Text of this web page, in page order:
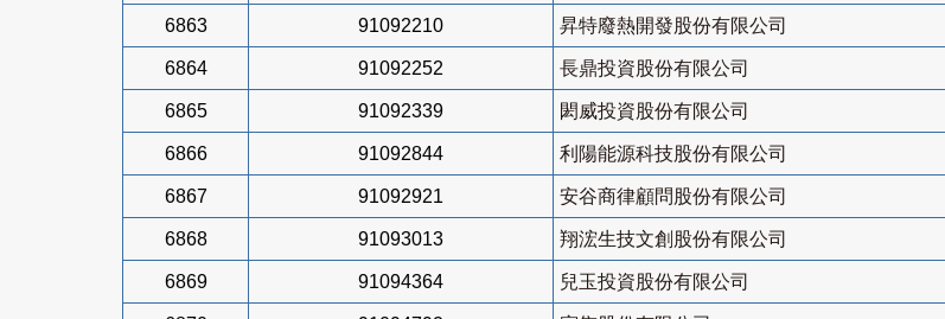
6863 91092210 昇特廢熱開發股份有限公司
6864 91092252 長鼎投資股份有限公司
6865 91092339 閎威投資股份有限公司
6866 91092844 利陽能源科技股份有限公司
6867 91092921 安谷商律顧問股份有限公司
6868 91093013 翔浤生技文創股份有限公司
6869 91094364 兒玉投資股份有限公司